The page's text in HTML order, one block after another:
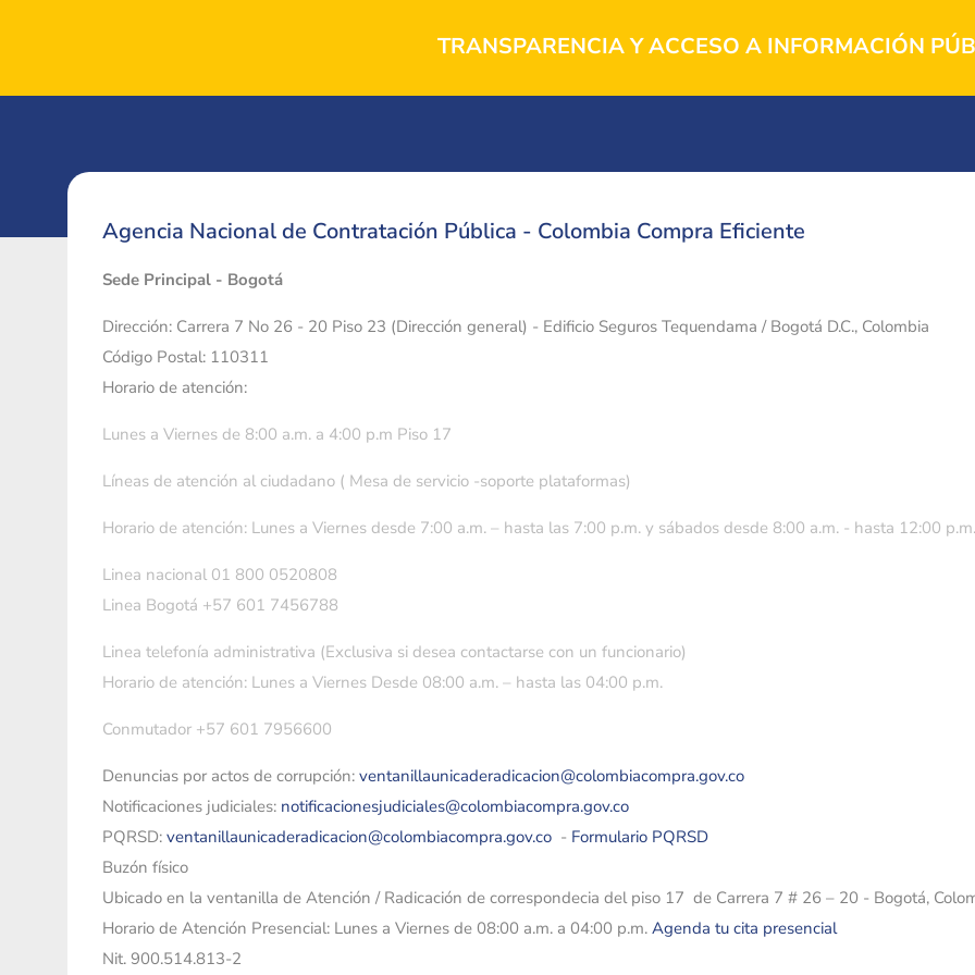
TRANSPARENCIA Y ACCESO A INFORMACIÓN
Agencia Nacional de Contratación Pública - Colombia Compra Eficiente
Sede Principal - Bogotá
Dirección: Carrera 7 No 26 - 20 Piso 23 (Dirección general) - Edificio Seguros Tequendama / Bogotá D.C., Colombia
Código Postal: 110311
Horario de atención:
Lunes a Viernes de 8:00 a.m. a 4:00 p.m Piso 17
Líneas de atención al ciudadano ( Mesa de servicio -soporte plataformas)
Horario de atención: Lunes a Viernes desde 7:00 a.m. – hasta las 7:00 p.m. y sábados desde 8:00 a.m. - hasta 12:00 p.m.
Linea nacional 01 800 0520808
Linea Bogotá +57 601 7456788
Linea telefonía administrativa (Exclusiva si desea contactarse con un funcionario)
Horario de atención: Lunes a Viernes Desde 08:00 a.m. – hasta las 04:00 p.m.
Conmutador +57 601 7956600
Denuncias por actos de corrupción: ventanillaunicaderadicacion@colombiacompra.gov.co
Notificaciones judiciales: notificacionesjudiciales@colombiacompra.gov.co
PQRSD: ventanillaunicaderadicacion@colombiacompra.gov.co - Formulario PQRSD
Buzón físico
Ubicado en la ventanilla de Atención / Radicación de correspondecia del piso 17 de Carrera 7 # 26 – 20 - Bogotá,
Horario de Atención Presencial: Lunes a Viernes de 08:00 a.m. a 04:00 p.m. Agenda tu cita presencial
Nit. 900.514.813-2